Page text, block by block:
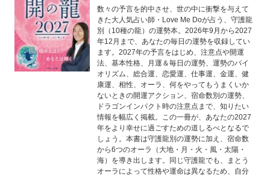
数々の予言を的中させ、世の中に衝撃を与えて
きた大人気占い師・Love Me Doが占う、守護龍
別（10種の龍）の運勢本。2026年9月から2027
年12月まで、あなたの毎日の運勢を収録してい
ます。2027年の予言をはじめ、注意点や開運
法、基本性格、月運＆毎日の運勢、運勢のバイ
オリズム、総合運、恋愛運、仕事運、金運、健
康運、相性、オーラ、何をやってもうまくいか
ないときの開運アクション、宿命数別の運勢、
ドラゴンインパクト時の注意点まで、知りたい
情報を幅広く掲載。この一冊が、あなたの2027
年をより幸せに過ごすための道しるべとなるで
しょう。本書は守護龍別の運勢に加え、宿命数
から6つのオーラ（大地・月・火・風・太陽・
海）を導き出します。同じ守護龍でも、まとう
オーラによって性格や運命は異なるため、自分